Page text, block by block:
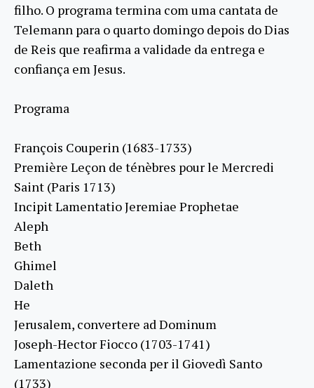
filho. O programa termina com uma cantata de
Telemann para o quarto domingo depois do Dias
de Reis que reafirma a validade da entrega e
confiança em Jesus.
Programa
François Couperin (1683-1733)
Première Leçon de ténèbres pour le Mercredi
Saint (Paris 1713)
Incipit Lamentatio Jeremiae Prophetae
Aleph
Beth
Ghimel
Daleth
He
Jerusalem, convertere ad Dominum
Joseph-Hector Fiocco (1703-1741)
Lamentazione seconda per il Giovedì Santo
(1733)